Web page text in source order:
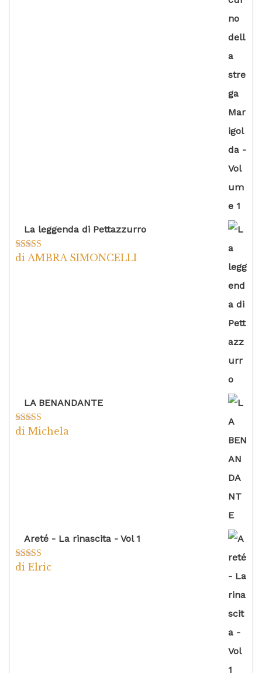
La leggenda di Pettazzurro
Valutato5su
di AMBRA SIMONCELLI
LA BENANDANTE
Valutato5su
di Michela
Areté - La rinascita - Vol 1
Valutato5
di Elric